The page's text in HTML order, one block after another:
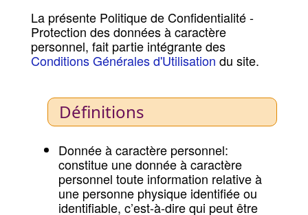
La présente Politique de Confidentialité -
Protection des données à caractère
personnel, fait partie intégrante des
Conditions Générales d'Utilisation du site.
Définitions
Donnée à caractère personnel:
constitue une donnée à caractère
personnel toute information relative à
une personne physique identifiée ou
identifiable, c’est-à-dire qui peut être